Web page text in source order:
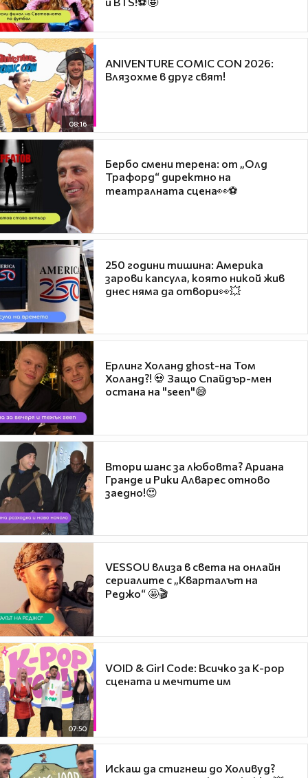
08:16
ANIVENTURE COMIC CON 2026:
Влязохме в друг свят!
Бербо смени терена: от „Олд
Трафорд“ директно на
театралната сцена👀⚽
250 години тишина: Америка
зарови капсула, която никой жив
днес няма да отвори👀💥
Ерлинг Холанд ghost-на Том
Холанд?! 💀 Защо Спайдър-мен
остана на "seen"😅
Втори шанс за любовта? Ариана
Гранде и Рики Алварес отново
заедно!😍
VESSOU влиза в света на онлайн
сериалите с „Кварталът на
Реджо“ 🤩🎬
07:50
VOID & Girl Code: Всичко за K-pop
сцената и мечтите им
Искаш да стигнеш до Холивуд?